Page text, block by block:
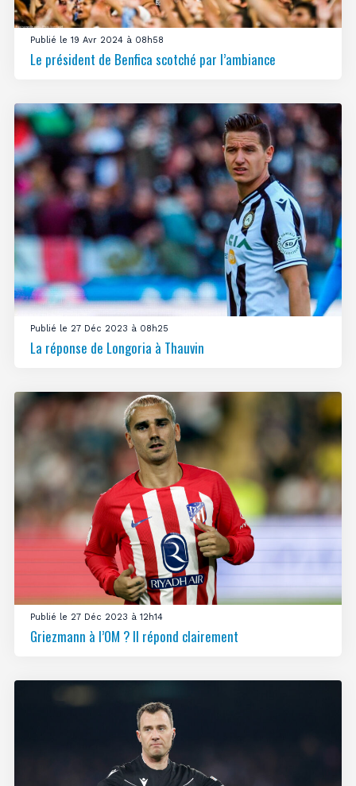
Publié le 19 Avr 2024 à 08h58
Le président de Benfica scotché par l’ambiance
Publié le 27 Déc 2023 à 08h25
La réponse de Longoria à Thauvin
Publié le 27 Déc 2023 à 12h14
Griezmann à l’OM ? Il répond clairement